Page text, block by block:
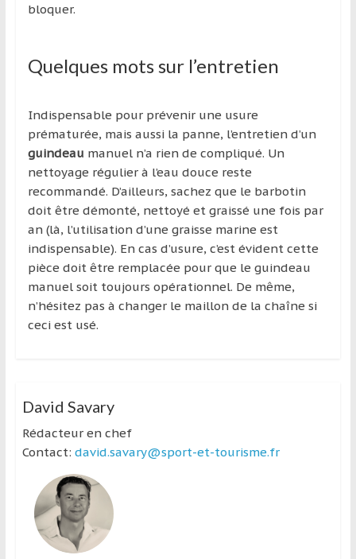
bloquer.
Quelques mots sur l’entretien
Indispensable pour prévenir une usure
prématurée, mais aussi la panne, l’entretien d’un
guindeau manuel n’a rien de compliqué. Un
nettoyage régulier à l’eau douce reste
recommandé. D’ailleurs, sachez que le barbotin
doit être démonté, nettoyé et graissé une fois par
an (là, l’utilisation d’une graisse marine est
indispensable). En cas d’usure, c’est évident cette
pièce doit être remplacée pour que le guindeau
manuel soit toujours opérationnel. De même,
n’hésitez pas à changer le maillon de la chaîne si
ceci est usé.
David Savary
Rédacteur en chef
Contact: david.savary@sport-et-tourisme.fr